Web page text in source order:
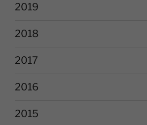
2019
2018
2017
2016
2015